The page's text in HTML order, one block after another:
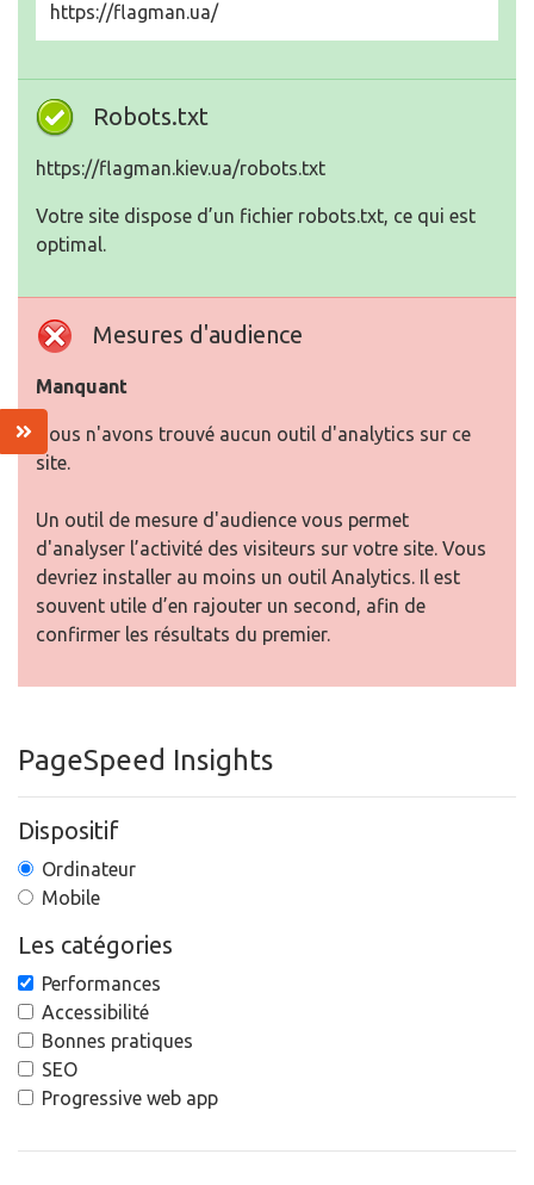
https://flagman.ua/
Robots.txt
https://flagman.kiev.ua/robots.txt
Votre site dispose d’un fichier robots.txt, ce qui est
optimal.
Mesures d'audience
Manquant
Nous n'avons trouvé aucun outil d'analytics sur ce
site.
Un outil de mesure d'audience vous permet
d'analyser l’activité des visiteurs sur votre site. Vous
devriez installer au moins un outil Analytics. Il est
souvent utile d’en rajouter un second, afin de
confirmer les résultats du premier.
PageSpeed Insights
Dispositif
Ordinateur
Mobile
Les catégories
Performances
Accessibilité
Bonnes pratiques
SEO
Progressive web app